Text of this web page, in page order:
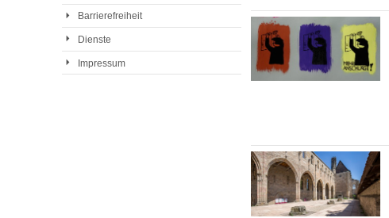
Barrierefreiheit
Dienste
Impressum